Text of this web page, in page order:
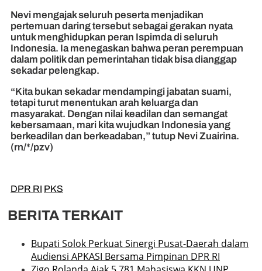
Nevi mengajak seluruh peserta menjadikan
pertemuan daring tersebut sebagai gerakan nyata
untuk menghidupkan peran Ispimda di seluruh
Indonesia. Ia menegaskan bahwa peran perempuan
dalam politik dan pemerintahan tidak bisa dianggap
sekadar pelengkap.
“Kita bukan sekadar mendampingi jabatan suami,
tetapi turut menentukan arah keluarga dan
masyarakat. Dengan nilai keadilan dan semangat
kebersamaan, mari kita wujudkan Indonesia yang
berkeadilan dan berkeadaban,” tutup Nevi Zuairina.
(rn/*/pzv)
DPR RI PKS
BERITA TERKAIT
Bupati Solok Perkuat Sinergi Pusat-Daerah dalam
Audiensi APKASI Bersama Pimpinan DPR RI